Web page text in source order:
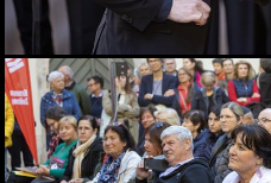
Das Viertel 4 startet in die
Sommersaison
13.05.2026
Frühlingsfest der idlab
GmbH
12.05.2026